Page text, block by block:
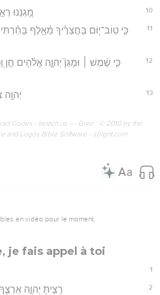
10 מָ֭גִנֵּנוּ
11
כִּ֤י טֽוֹב־י֥וֹם בַּחֲצֵרֶ֗יךָ מֵ֫אָ֥לֶף
12
כִּ֤י שֶׁ֨מֶשׁ ׀ וּמָגֵן֮ יְהוָ֪ה אֱלֹ֫הִ֥ים חֵ֣ן
13
Codex - tanach.us --- Grec : © 2010 by the
and Logos Bible Software - sblgnt.com
en vidéo pour le moment.
je fais appel à toi
1
2 רָצִ֣יתָ יְהוָ֣ה